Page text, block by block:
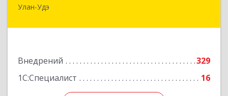
Улан-Удэ
Внедрений
329
1С:Специалист
16
670034, Бурятия Респ, Улан-Удэ г, Революции